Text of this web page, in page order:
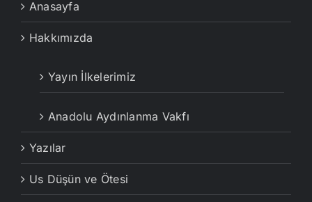
Anasayfa
Hakkımızda
Yayın İlkelerimiz
Anadolu Aydınlanma Vakfı
Yazılar
Us Düşün ve Ötesi